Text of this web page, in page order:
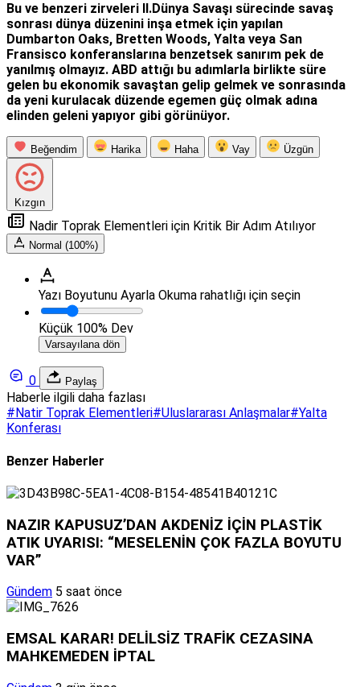
Bu ve benzeri zirveleri II.Dünya Savaşı sürecinde savaş
sonrası dünya düzenini inşa etmek için yapılan
Dumbarton Oaks, Bretten Woods, Yalta veya San
Fransisco konferanslarına benzetsek sanırım pek de
yanılmış olmayız. ABD attığı bu adımlarla birlikte süre
gelen bu ekonomik savaştan gelip gelmek ve sonrasında
da yeni kurulacak düzende egemen güç olmak adına
elinden geleni yapıyor gibi görünüyor.
Beğendim Harika Haha Vay Üzgün
Kızgın
Nadir Toprak Elementleri için Kritik Bir Adım Atılıyor
Normal (100%)
Yazı Boyutunu Ayarla Okuma rahatlığı için seçin
Küçük 100% Dev
Varsayılana dön
0 Paylaş
Haberle ilgili daha fazlası
# Natir Toprak Elementleri#Uluslararası Anlaşmalar#Yalta
Konferası
Benzer Haberler
NAZIR KAPUSUZ’DAN AKDENİZ İÇİN PLASTİK
ATIK UYARISI: “MESELENİN ÇOK FAZLA BOYUTU
VAR”
Gündem 5 saat önce
EMSAL KARAR! DELİLSİZ TRAFİK CEZASINA
MAHKEMEDEN İPTAL